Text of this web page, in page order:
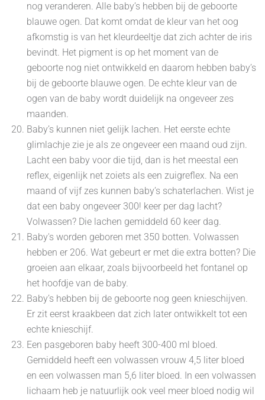
nog veranderen. Alle baby’s hebben bij de geboorte
blauwe ogen. Dat komt omdat de kleur van het oog
afkomstig is van het kleurdeeltje dat zich achter de iris
bevindt. Het pigment is op het moment van de
geboorte nog niet ontwikkeld en daarom hebben baby’s
bij de geboorte blauwe ogen. De echte kleur van de
ogen van de baby wordt duidelijk na ongeveer zes
maanden.
Baby’s kunnen niet gelijk lachen. Het eerste echte
glimlachje zie je als ze ongeveer een maand oud zijn.
Lacht een baby voor die tijd, dan is het meestal een
reflex, eigenlijk net zoiets als een zuigreflex. Na een
maand of vijf zes kunnen baby’s schaterlachen. Wist je
dat een baby ongeveer 300! keer per dag lacht?
Volwassen? Die lachen gemiddeld 60 keer dag.
Baby's worden geboren met 350 botten. Volwassen
hebben er 206. Wat gebeurt er met die extra botten? Die
groeien aan elkaar, zoals bijvoorbeeld het fontanel op
het hoofdje van de baby.
Baby’s hebben bij de geboorte nog geen knieschijven.
Er zit eerst kraakbeen dat zich later ontwikkelt tot een
echte knieschijf.
Een pasgeboren baby heeft 300-400 ml bloed.
Gemiddeld heeft een volwassen vrouw 4,5 liter bloed
en een volwassen man 5,6 liter bloed. In een volwassen
lichaam heb je natuurlijk ook veel meer bloed nodig wil